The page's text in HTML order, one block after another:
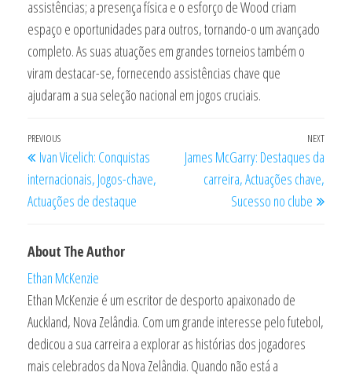
assistências; a presença física e o esforço de Wood criam
espaço e oportunidades para outros, tornando-o um avançado
completo. As suas atuações em grandes torneios também o
viram destacar-se, fornecendo assistências chave que
ajudaram a sua seleção nacional em jogos cruciais.
Post
navigation
Previous
Post
PREVIOUS
Ivan Vicelich: Conquistas
internacionais, Jogos-chave,
Actuações de destaque
Next
NEXT
James McGarry: Destaques da
carreira, Actuações chave,
Sucesso no clube
About The Author
Ethan McKenzie
Ethan McKenzie é um escritor de desporto apaixonado de
Auckland, Nova Zelândia. Com um grande interesse pelo futebol,
dedicou a sua carreira a explorar as histórias dos jogadores
mais celebrados da Nova Zelândia. Quando não está a